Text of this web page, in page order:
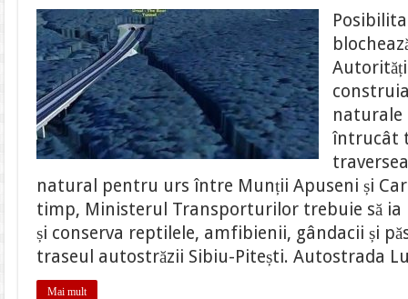
blochează
autostrada
Lugoj-
Deva.
Tronsonul
din
autostrada
A1
se
deschide
abia
în
2020
naturale
întrucât
natural pentru urs între Munții Apuseni și
timp, Ministerul Transporturilor trebuie să
și conserva reptilele, amfibienii, gândacii și
traseul autostrăzii Sibiu-Pitești. Autostrada
Mai mult